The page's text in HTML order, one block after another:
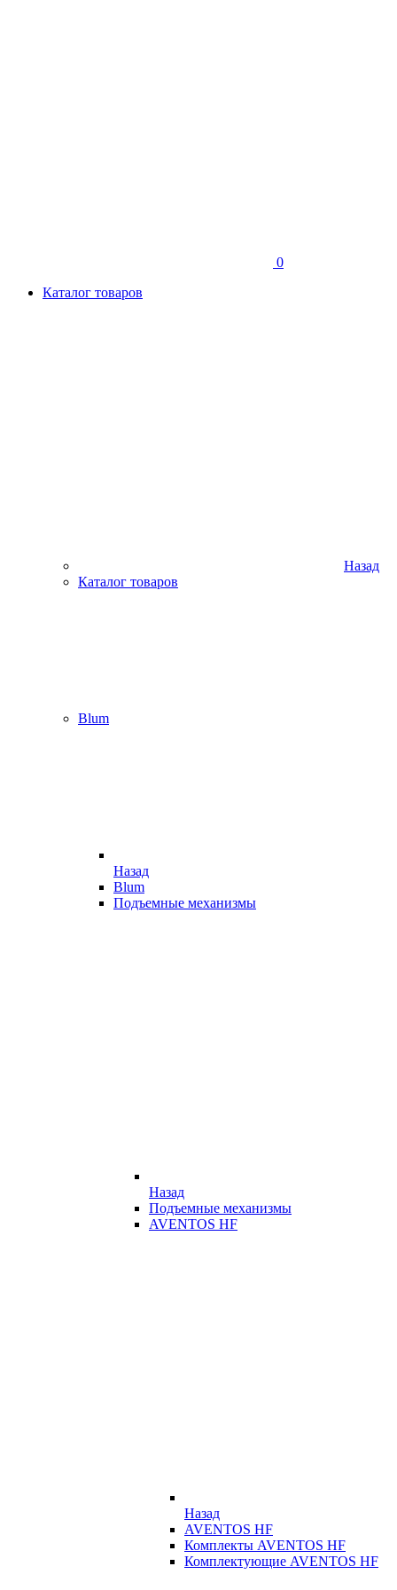
0
Каталог товаров
Назад
Каталог товаров
Blum
Назад
Blum
Подъемные механизмы
Назад
Подъемные механизмы
AVENTOS HF
Назад
AVENTOS HF
Комплекты AVENTOS HF
Комплектующие AVENTOS HF